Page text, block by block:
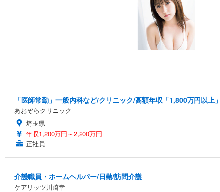
「医師常勤」一般内科など/クリニック/高額年収「1,800万円以上
あおぞらクリニック
埼玉県
年収1,200万円～2,200万円
正社員
介護職員・ホームヘルパー/日勤/訪問介護
ケアリッツ川崎幸